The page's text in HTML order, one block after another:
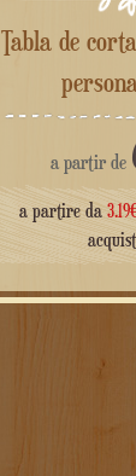
Tabla de cortar de madera
a partir de
a partire da 3.19